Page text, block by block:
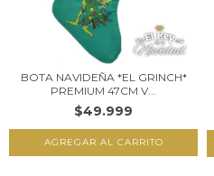
BOTA NAVIDEÑA *EL GRINCH*
PREMIUM 47CM V...
$49.999